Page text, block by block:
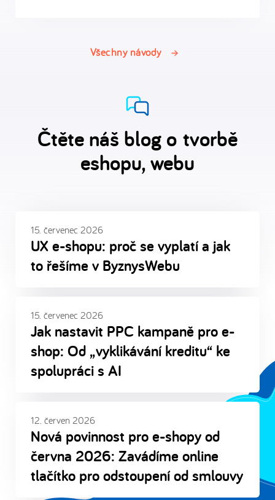
Všechny návody
Čtěte náš blog o tvorbě
eshopu, webu
UX e-shopu: proč se vyplatí a jak
to řešíme v ByznysWebu
15. červenec 2026
Jak nastavit PPC kampaně pro e-
shop: Od „vyklikávání kreditu“ ke
spolupráci s AI
15. červenec 2026
Nová povinnost pro e-shopy od
června 2026: Zavádíme online
tlačítko pro odstoupení od smlouvy
12. červen 2026